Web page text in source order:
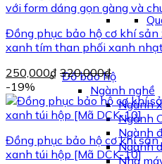
Đồ bảo hộ
Ngành nghề
Ngành
Ngành
Ngành
Ngành
Nhà
Đồng phục bảo hộ cơ khí
xanh tím than phối xanh
250,000₫ 320,000₫
-19%
Đồng phục bảo hộ cơ khí
xanh túi hộp [Mã DCK-10]